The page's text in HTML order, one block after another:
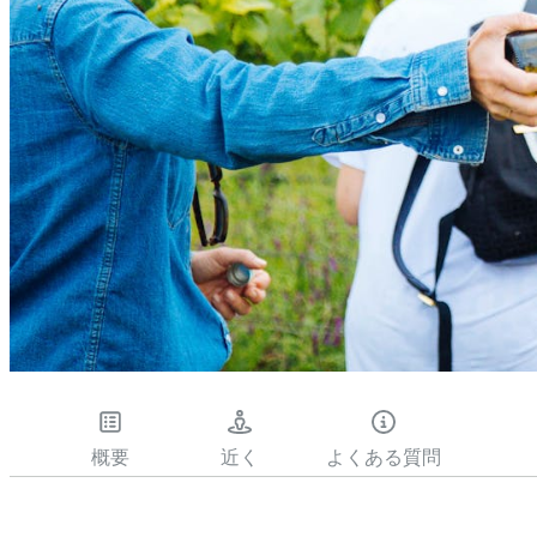
概要 近く よくある質問